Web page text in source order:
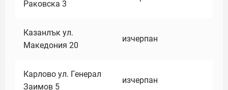
Раковска 3
Казанлък ул.
Македония 20
изчерпан
Карлово ул. Генерал
Заимов 5
изчерпан